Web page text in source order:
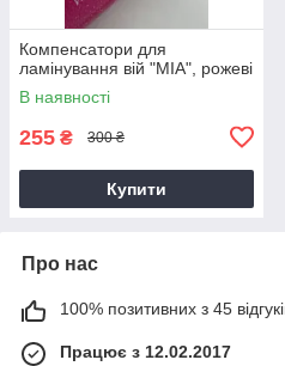
Компенсатори для
ламінування вій "MIA", рожеві
В наявності
255 ₴ 300 ₴
Купити
Про нас
100% позитивних з 45
Працює з 12.02.2017